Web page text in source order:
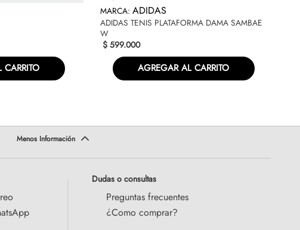
CARRITO
ADIDAS
ADIDAS TENIS PLATAFORMA DAMA SAMBAE
W
$ 599.000
AGREGAR AL CARRITO
Dudas o consultas
Preguntas frecuentes
¿Como comprar?